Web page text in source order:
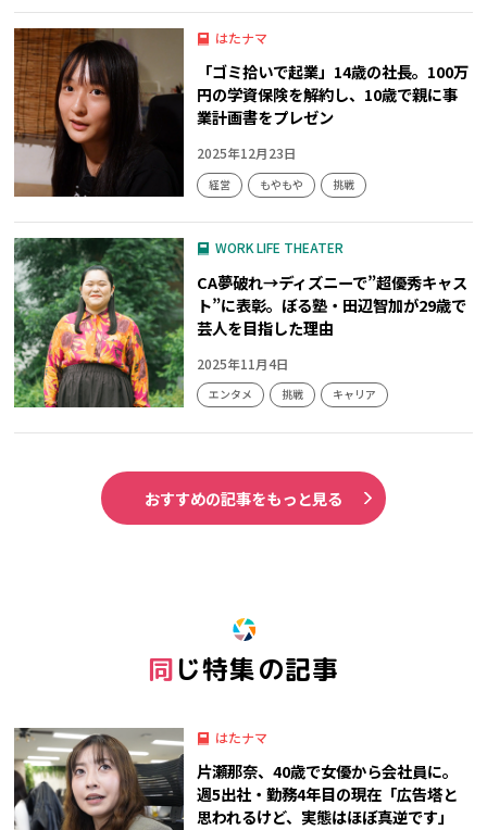
はたナマ
「ゴミ拾いで起業」14歳の社長。100万
円の学資保険を解約し、10歳で親に事
業計画書をプレゼン
2025年12月23日
経営 もやもや 挑戦
WORK LIFE THEATER
CA夢破れ→ディズニーで”超優秀キャス
ト”に表彰。ぼる塾・田辺智加が29歳で
芸人を目指した理由
2025年11月4日
エンタメ 挑戦 キャリア
おすすめの記事をもっと見る
同じ特集の記事
はたナマ
片瀬那奈、40歳で女優から会社員に。
週5出社・勤務4年目の現在「広告塔と
思われるけど、実態はほぼ真逆です」